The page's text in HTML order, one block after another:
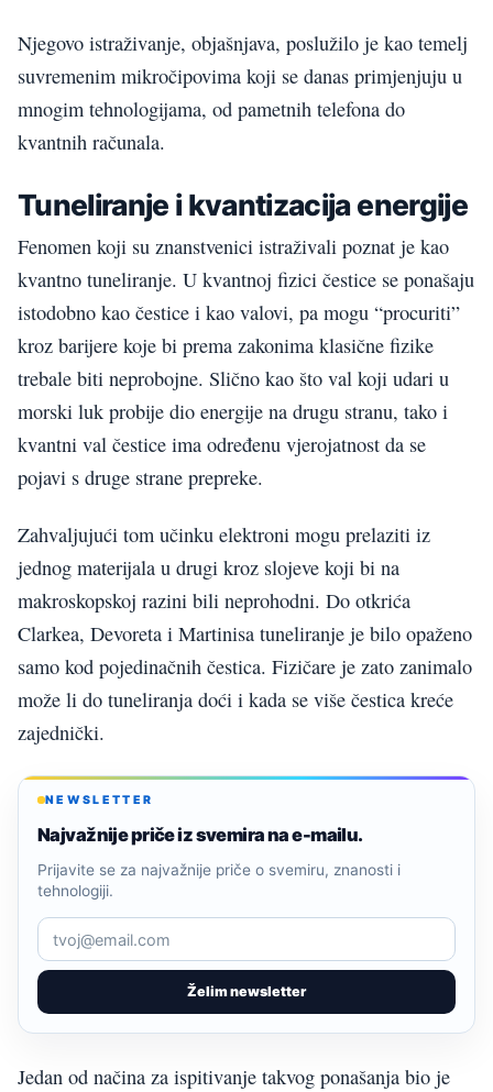
Njegovo istraživanje, objašnjava, poslužilo je kao temelj
suvremenim mikročipovima koji se danas primjenjuju u
mnogim tehnologijama, od pametnih telefona do
kvantnih računala.
Tuneliranje i kvantizacija energije
Fenomen koji su znanstvenici istraživali poznat je kao
kvantno tuneliranje. U kvantnoj fizici čestice se ponašaju
istodobno kao čestice i kao valovi, pa mogu “procuriti”
kroz barijere koje bi prema zakonima klasične fizike
trebale biti neprobojne. Slično kao što val koji udari u
morski luk probije dio energije na drugu stranu, tako i
kvantni val čestice ima određenu vjerojatnost da se
pojavi s druge strane prepreke.
Zahvaljujući tom učinku elektroni mogu prelaziti iz
jednog materijala u drugi kroz slojeve koji bi na
makroskopskoj razini bili neprohodni. Do otkrića
Clarkea, Devoreta i Martinisa tuneliranje je bilo opaženo
samo kod pojedinačnih čestica. Fizičare je zato zanimalo
može li do tuneliranja doći i kada se više čestica kreće
zajednički.
NEWSLETTER
Najvažnije priče iz svemira na e-mailu.
Želim newsletter
Prijavite se za najvažnije priče o svemiru, znanosti i
tehnologiji.
Jedan od načina za ispitivanje takvog ponašanja bio je